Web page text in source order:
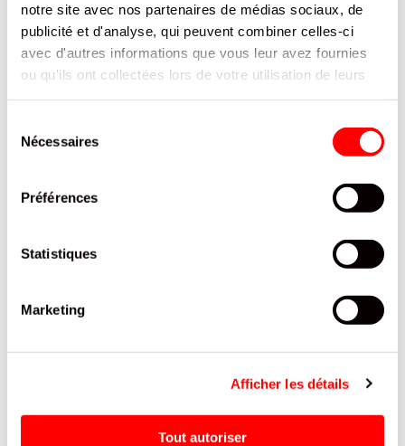
notre site avec nos partenaires de médias sociaux, de
publicité et d'analyse, qui peuvent combiner celles-ci
avec d'autres informations que vous leur avez fournies
ou qu'ils ont collectées lors de votre utilisation de leurs
Nécessaires
Préférences
Statistiques
Marketing
Afficher les détails
Tout autoriser
DOCUMENTATION
PRODUITS QUI POURRAIENT VOUS
SUPPORT TELEPHONE